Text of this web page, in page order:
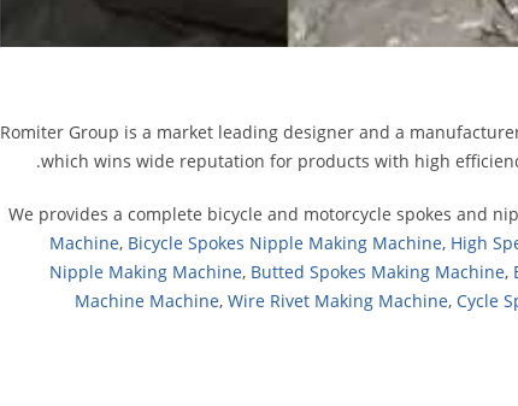
Romiter Group is a market leading designer and a
which wins wide reputation for products with high
We provides a complete bicycle and motorcycle spokes and
Machine, Bicycle Spokes Nipple Making Machine, High
Nipple Making Machine, Butted Spokes Making Machine,
Machine Machine, Wire Rivet Making Machine, Cycle